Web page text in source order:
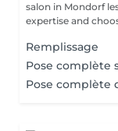
salon in Mondorf les Bains. Come to take
expertise and
Remplissage
Pose complète
Pose complète